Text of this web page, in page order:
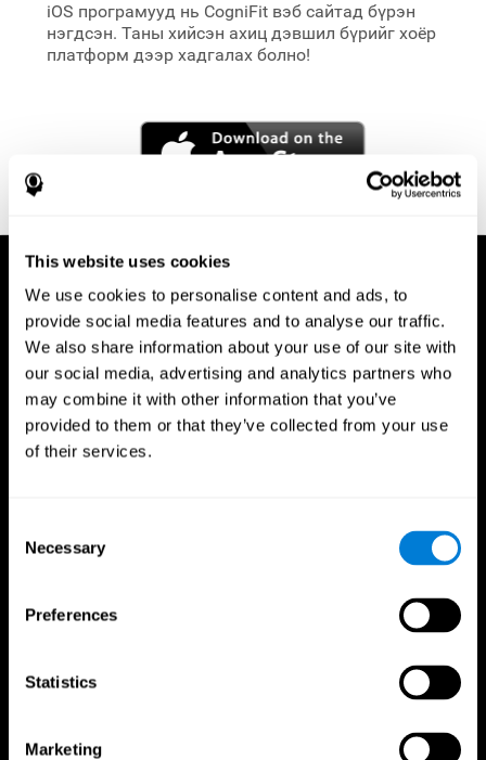
This website uses cookies
We use cookies to personalise content and ads, to
provide social media features and to analyse our traffic.
We also share information about your use of our site with
our social media, advertising and analytics partners who
may combine it with other information that you’ve
provided to them or that they’ve collected from your use
of their services.
Selection
Necessary
Preferences
Statistics
Marketing
iOS програмууд нь CogniFit вэб сайтад бүрэн
нэгдсэн. Таны хийсэн ахиц дэвшил бүрийг хоёр
платформ дээр хадгалах болно!